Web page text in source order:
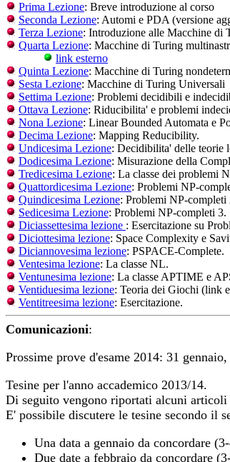
Prima Lezione: Breve introduzione al corso
Seconda Lezione: Automi e PDA (versione
Terza Lezione: Introduzione alle Macchine di
Quarta Lezione: Macchine di Turing
link esterno
Quinta Lezione: Macchine di Turing
Sesta Lezione: Macchine di Turing Universali
Settima Lezione: Problemi decidibili e
Ottava Lezione: Riducibilita' e problemi
Nona Lezione: Linear Bounded Automata e
Decima Lezione: Mapping Reducibility.
Undicesima Lezione: Decidibilita' delle teorie
Dodicesima Lezione: Misurazione della
Tredicesima Lezione: La classe dei problemi
Quattordicesima Lezione: Problemi NP-
Quindicesima Lezione: Problemi NP-completi
Sedicesima Lezione: Problemi NP-completi 3.
Diciassettesima lezione : Esercitazione su
Diciottesima lezione: Space Complexity e
Diciannovesima lezione: PSPACE-Complete.
Ventesima lezione: La classe NL.
Ventunesima lezione: La classe APTIME e
Ventiduesima lezione: Teoria dei Giochi (link
Ventitreesima lezione: Esercitazione.
Comunicazioni:
Prossime prove d'esame 2014: 31
Tesine per l'anno accademico 2013/14.
Di seguito vengono riportati alcuni
E' possibile discutere le tesine secondo il
Una data a gennaio da concordare
Due date a febbraio da concordare